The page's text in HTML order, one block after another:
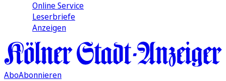
Online Service
Leserbriefe
Anzeigen
AboAbonnieren